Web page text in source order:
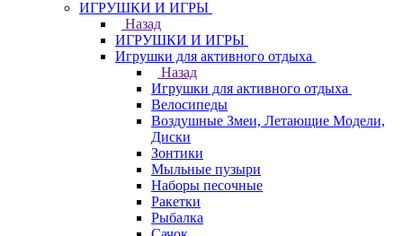
ИГРУШКИ И ИГРЫ
Назад
ИГРУШКИ И ИГРЫ
Игрушки для активного отдыха
Назад
Игрушки для активного отдыха
Велосипеды
Воздушные Змеи, Летающие Модели,
Диски
Зонтики
Мыльные пузыри
Наборы песочные
Ракетки
Рыбалка